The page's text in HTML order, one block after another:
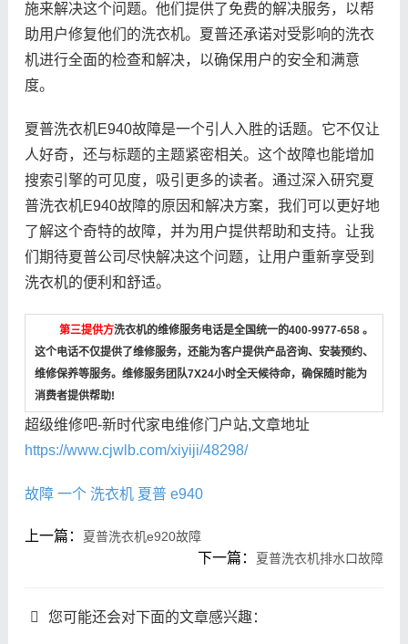
施来解决这个问题。他们提供了免费的解决服务，以帮
助用户修复他们的洗衣机。夏普还承诺对受影响的洗衣
机进行全面的检查和解决，以确保用户的安全和满意
度。
夏普洗衣机E940故障是一个引人入胜的话题。它不仅让
人好奇，还与标题的主题紧密相关。这个故障也能增加
搜索引擎的可见度，吸引更多的读者。通过深入研究夏
普洗衣机E940故障的原因和解决方案，我们可以更好地
了解这个奇特的故障，并为用户提供帮助和支持。让我
们期待夏普公司尽快解决这个问题，让用户重新享受到
洗衣机的便利和舒适。
第三提供方洗衣机的维修服务电话是全国统一的400-9977-658 。
这个电话不仅提供了维修服务，还能为客户提供产品咨询、安装预约、
维修保养等服务。维修服务团队7X24小时全天候待命，确保随时能为
消费者提供帮助!
超级维修吧-新时代家电维修门户站,文章地址
https://www.cjwlb.com/xiyiji/48298/
故障 一个 洗衣机 夏普 e940
上一篇： 夏普洗衣机e920故障
下一篇： 夏普洗衣机排水口故障
您可能还会对下面的文章感兴趣：